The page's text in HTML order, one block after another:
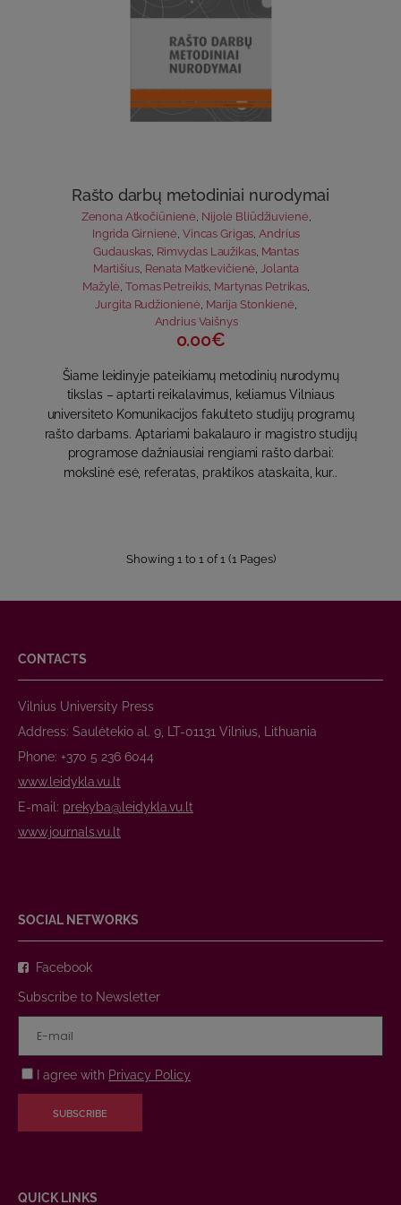
Rašto darbų metodiniai nurodymai
Zenona Atkočiūnienė Nijolė Bliūdžiuvienė
Ingrida Girnienė, Vincas Grigas,Andrius
Gudauskas Rimvydas Laužikas, Mantas
Martišius, Renata Matkevičienė,Jolanta
Mažylė ,Tomas Petreikis Martynas Petrikas
Jurgita Rudžionienė Marija Stonkienė
Andrius Vaišnys
0.00€
Šiame leidinyje pateikiamų metodinių nurodymų
tikslas – aptarti reikalavimus, keliamus Vilniaus
universiteto Komunikacijos fakulteto studijų programų
rašto darbams. Aptariami bakalauro ir magistro studijų
programose dažniausiai rengiami rašto darbai:
mokslinė esė, referatas, praktikos ataskaita, kur..
Showing 1 to 1 of 1 (1 Pages)
CONTACTS
Vilnius University Press
Address: Saulėtekio al. 9, LT-01131 Vilnius, Lithuania
Phone: +370 5 236 6044
www.leidykla.vu.lt
E-mail: prekyba@leidykla.vu.lt
www.journals.vu.lt
SOCIAL NETWORKS
Facebook
Subscribe to Newsletter
I agree with Privacy Policy
SUBSCRIBE
QUICK LINKS